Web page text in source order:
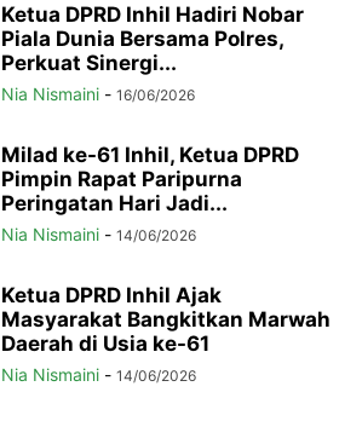
Ketua DPRD Inhil Hadiri Nobar
Piala Dunia Bersama Polres,
Perkuat Sinergi...
Nia Nismaini - 16/06/2026
Milad ke-61 Inhil, Ketua DPRD
Pimpin Rapat Paripurna
Peringatan Hari Jadi...
Nia Nismaini - 14/06/2026
Ketua DPRD Inhil Ajak
Masyarakat Bangkitkan Marwah
Daerah di Usia ke-61
Nia Nismaini - 14/06/2026